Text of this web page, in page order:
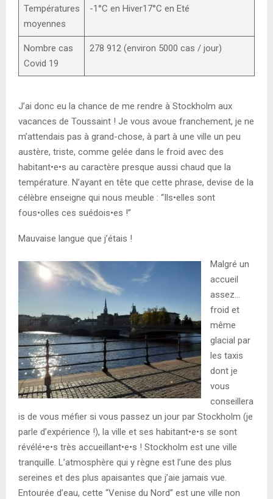
Températures
moyennes
-1°C en Hiver17°C en Eté
Nombre cas
Covid 19
278 912 (environ 5000 cas / jour)
J’ai donc eu la chance de me rendre à Stockholm aux
vacances de Toussaint ! Je vous avoue franchement, je ne
m’attendais pas à grand-chose, à part à une ville un peu
austère, triste, comme gelée dans le froid avec des
habitant•e•s au caractère presque aussi chaud que la
température. N’ayant en tête que cette phrase, devise de la
célèbre enseigne qui nous meuble : “Ils•elles sont
fous•olles ces suédois•es !”
Mauvaise langue que j’étais !
Malgré un
accueil
assez…
froid et
même
glacial par
les taxis
dont je
vous
conseillera
is de vous méfier si vous passez un jour par Stockholm (je
parle d’expérience !), la ville et ses habitant•e•s se sont
révélé•e•s très accueillant•e•s ! Stockholm est une ville
tranquille. L’atmosphère qui y règne est l’une des plus
sereines et des plus apaisantes que j’aie jamais vue.
Entourée d’eau, cette “Venise du Nord” est une ville non